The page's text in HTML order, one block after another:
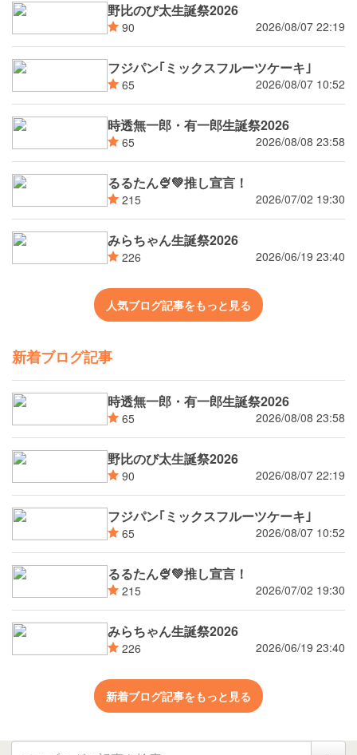
野比のび太生誕祭2026
90 2026/08/07 22:19
フジパン｢ミックスフルーツケーキ｣
65 2026/08/07 10:52
時透無一郎・有一郎生誕祭2026
65 2026/08/08 23:58
るるたん🍨‪💚推し宣言！
215 2026/07/02 19:30
みらちゃん生誕祭2026
226 2026/06/19 23:40
人気ブログ記事をもっと見る
新着ブログ記事
時透無一郎・有一郎生誕祭2026
65 2026/08/08 23:58
野比のび太生誕祭2026
90 2026/08/07 22:19
フジパン｢ミックスフルーツケーキ｣
65 2026/08/07 10:52
るるたん🍨‪💚推し宣言！
215 2026/07/02 19:30
みらちゃん生誕祭2026
226 2026/06/19 23:40
新着ブログ記事をもっと見る